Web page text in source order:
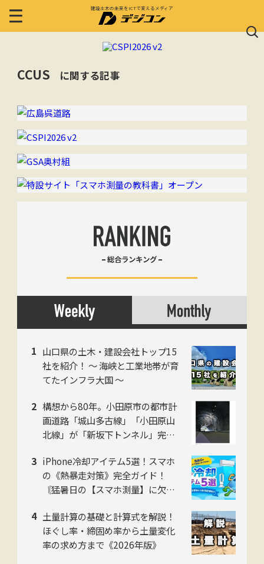
建設土木の未来をICTで変えるメディア
CCUS に関する記事
総合ランキング
山口県の土木・建設会社トップ15
社を紹介！ 〜 海峡と工業地帯が育
てたインフラ大国 〜
構想から80年。小田原市の都市計
画道路「城山多古線」「小田原山
北線」が「新坂下トンネル」完成
iPhone冷却アイテム5選！スマホ
の《熱暴走対策》完全ガイド！
〘猛暑日の【スマホ測量】に欠か
土量計算の基礎と計算式を解説！
ほぐし率・締固め率から土量変化
率の求め方まで《2026年版》